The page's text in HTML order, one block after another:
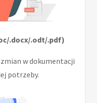
.docx/.odt/.pdf)
w dokumentacji
potrzeby.